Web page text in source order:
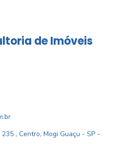
de Imóveis
, Centro, Mogi Guaçu - SP -